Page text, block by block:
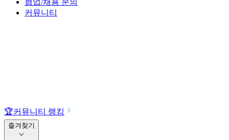
협업/채용 문의
커뮤니티
🏆커뮤니티 랭킹
즐겨찾기